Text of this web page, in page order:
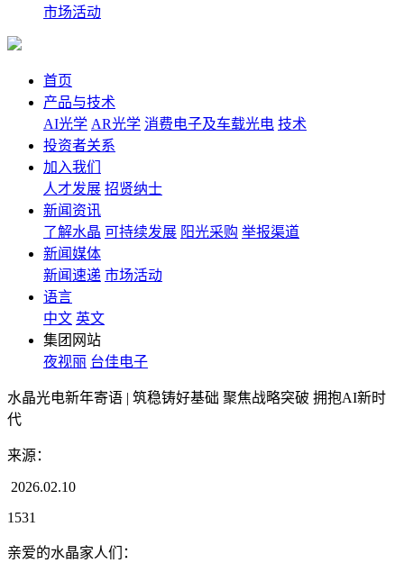
市场活动
首页
产品与技术
AI光学 AR光学 消费电子及车载光电 技术
投资者关系
加入我们
人才发展 招贤纳士
新闻资讯
了解水晶 可持续发展 阳光采购 举报渠道
新闻媒体
新闻速递 市场活动
语言
中文 英文
集团网站
夜视丽 台佳电子
水晶光电新年寄语 | 筑稳铸好基础 聚焦战略突破 拥抱AI新时
代
来源：
2026.02.10
1531
亲爱的水晶家人们：